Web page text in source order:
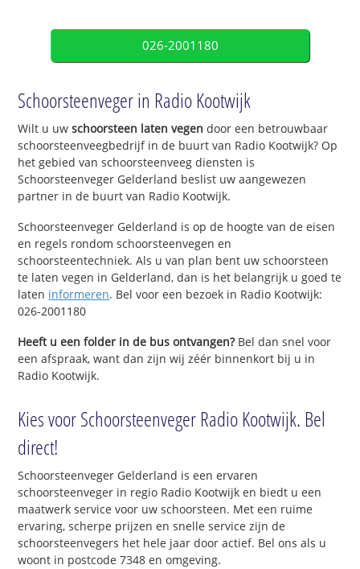
026-2001180
Schoorsteenveger in Radio Kootwijk
Wilt u uwschoorsteen laten vegen door een betrouwbaar
schoorsteenveegbedrijf in de buurt van Radio Kootwijk? Op
het gebied van schoorsteenveeg diensten is
Schoorsteenveger Gelderland beslist uw aangewezen
partner in de buurt van Radio Kootwijk.
Schoorsteenveger Gelderland is op de hoogte van de eisen
en regels rondom schoorsteenvegen en
schoorsteentechniek. Als u van plan bent uw schoorsteen
te laten vegen in Gelderland, dan is het belangrijk u goed te
laten informeren. Bel voor een bezoek in Radio Kootwijk:
026-2001180
Heeft u een folder in de bus ontvangen?Bel dan snel voor
een afspraak, want dan zijn wij zéér binnenkort bij u in
Radio Kootwijk.
Kies voor Schoorsteenveger Radio Kootwijk. Bel
direct!
Schoorsteenveger Gelderland is een ervaren
schoorsteenveger in regio Radio Kootwijk en biedt u een
maatwerk service voor uw schoorsteen. Met een ruime
ervaring, scherpe prijzen en snelle service zijn de
schoorsteenvegers het hele jaar door actief. Bel ons als u
woont in postcode 7348 en omgeving.